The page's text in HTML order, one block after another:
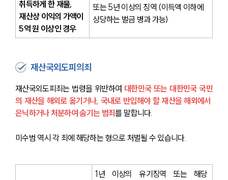
취득하게 한 재물,
재산상 이익의 가액이
5억 원 이상인 경우
또는 5년 이상의 징역 (이득액 이하에
상당하는 벌금 병과 가능)
재산국외도피의죄
재산국외도피죄는 법령을 위반하여 대한민국 또는 대한민국 국민
의 재산을 해외로 옮기거나, 국내로 반입해야 할 재산을 해외에서
은닉하거나 처분하여 숨기는 범죄를 말합니다.
미수범 역시 각 죄에 해당하는 형으로 처벌될 수 있습니다.
1년 이상의 유기징역 또는 해당